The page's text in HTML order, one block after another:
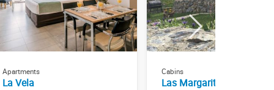
Apartments
La Vela
Cabins
Las Margaritas